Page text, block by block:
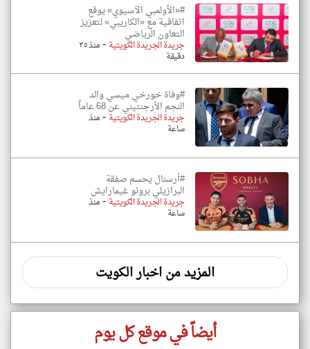
#«الأولمبي الآسيوي» يوقع
اتفاقية مع «الكاريبي» لتعزيز
التعاون الرياضي
جريدة الجريدة الكويتية - منذ ٣٥
دقيقة
#وفاة خورخي ميسي والد
النجم الأرجنتيني عن 68 عاماً
جريدة الجريدة الكويتية -منذ
ساعة
#أرسنال يحسم صفقة
البرازيلي برونو غيمارايش
جريدة الجريدة الكويتية-منذ
ساعة
المزيد من اخبار الكويت
أيضاً في موقع كل يوم